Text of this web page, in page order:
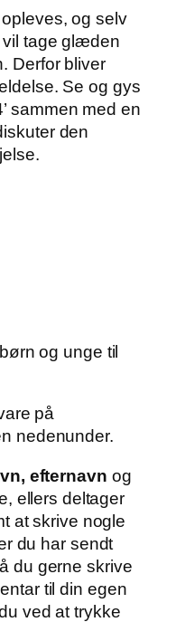
og selv
vil tage glæden
Derfor bliver
Se og gys
sammen med en
den
og unge til
på
nedenunder.
efternavn og
ellers deltager
at skrive nogle
du har sendt
du gerne skrive
til din egen
ved at trykke